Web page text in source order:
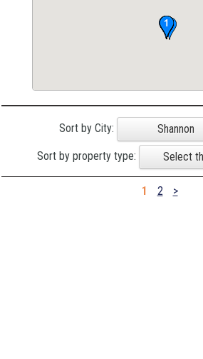
Sort by City: Shannon
Sort by property type: Select
1 2 >